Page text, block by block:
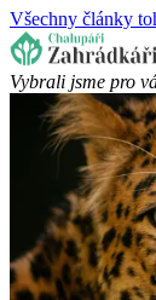
Všechny články
Vybrali jsme pro